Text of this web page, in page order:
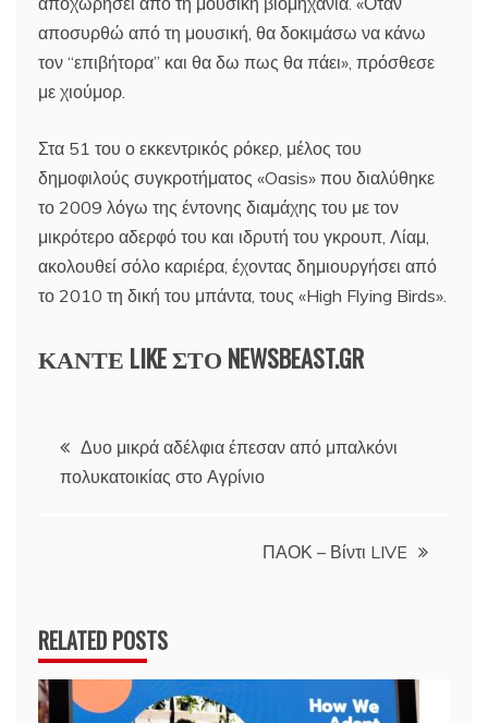
αποσυρθώ από τη μουσική, θα δοκιμάσω να κάνω
τον “επιβήτορα” και θα δω πως θα πάει», πρόσθεσε
με χιούμορ.
Στα 51 του ο εκκεντρικός ρόκερ, μέλος του
δημοφιλούς συγκροτήματος «Oasis» που διαλύθηκε
το 2009 λόγω της έντονης διαμάχης του με τον
μικρότερο αδερφό του και ιδρυτή του γκρουπ, Λίαμ,
ακολουθεί σόλο καριέρα, έχοντας δημιουργήσει από
το 2010 τη δική του μπάντα, τους «High Flying Birds».
ΚΑΝΤΕ LIKE ΣΤΟ NEWSBEAST.GR
Πλοήγηση
άρθρων
Δυο μικρά αδέλφια έπεσαν από μπαλκόνι
πολυκατοικίας στο Αγρίνιο
ΠΑΟΚ – Βίντι LIVE
RELATED POSTS